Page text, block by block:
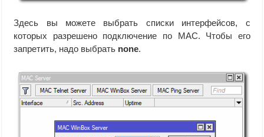
Здесь вы можете выбрать списки интерфейсов, с
которых разрешено подключение по MAC. Чтобы его
запретить, надо выбрать none.